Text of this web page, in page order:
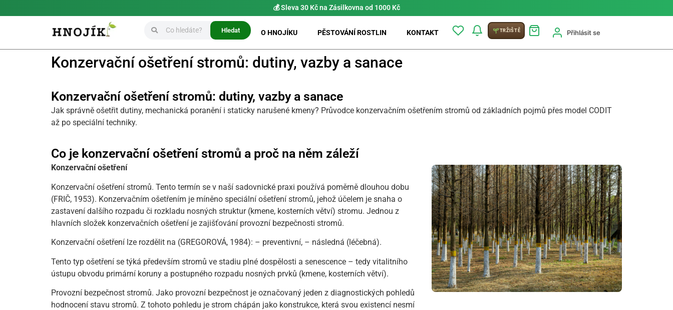
⚡ MožnostPRIO doručení do 24 h
Hledat O HNOJÍKU PĚSTOVÁNÍ ROSTLIN KONTAKT TRŽIŠTĚ Přihlásit se
Konzervační ošetření stromů: dutiny, vazby a sanace
Konzervační ošetření stromů: dutiny, vazby a sanace
Jak správně ošetřit dutiny, mechanická poranění i staticky narušené kmeny? Průvodce konzervačním ošetřením stromů od základních pojmů přes model CODIT
až po speciální techniky.
Co je konzervační ošetření stromů a proč na něm záleží
Konzervační ošetření
Konzervační ošetření stromů. Tento termín se v naší sadovnické praxi používá poměrně dlouhou dobu
(FRIČ, 1953). Konzervačním ošetřením je míněno speciální ošetření stromů, jehož účelem je snaha o
zastavení dalšího rozpadu či rozkladu nosných struktur (kmene, kosterních větví) stromu. Jednou z
hlavních složek konzervačních ošetření je zajišťování provozní bezpečnosti stromů.
Konzervační ošetření lze rozdělit na (GREGOROVÁ, 1984): – preventivní, – následná (léčebná).
Tento typ ošetření se týká především stromů ve stadiu plné dospělosti a senescence – tedy vitalitního
ústupu obvodu primární koruny a postupného rozpadu nosných prvků (kmene, kosterních větví).
Provozní bezpečnost stromů. Jako provozní bezpečnost je označovaný jeden z diagnostických pohledů
hodnocení stavu stromů. Z tohoto pohledu je strom chápán jako konstrukce, která svou existencí nesmí